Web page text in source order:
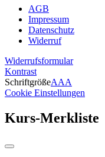
AGB
Impressum
Datenschutz
Widerruf
Widerrufsformular
Kontrast
SchriftgrößeAAA
Cookie Einstellungen
Kurs-Merkliste